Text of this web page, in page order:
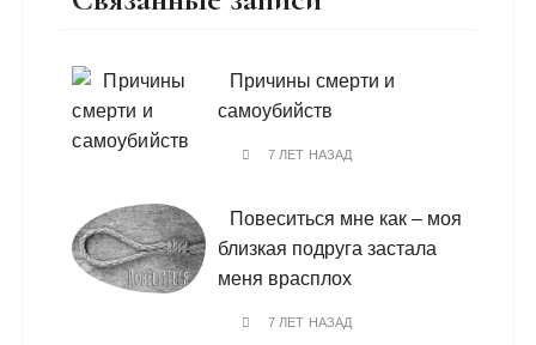
Причины смерти и
самоубийств
7 ЛЕТ НАЗАД
Повеситься мне как – моя
близкая подруга застала
меня врасплох
7 ЛЕТ НАЗАД